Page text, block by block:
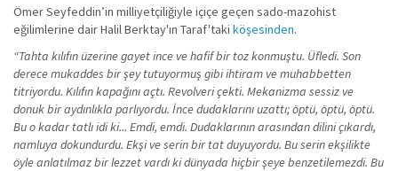
Ömer Seyfeddin’in milliyetçiliğiyle içiçe geçen sado-mazohist
eğilimlerine dair Halil Berktay'ın Taraf'taki köşesinden.
“Tahta kılıfın üzerine gayet ince ve hafif bir toz konmuştu. Üfledi. Son
derece mukaddes bir şey tutuyormuş gibi ihtiram ve muhabbetten
titriyordu. Kılıfın kapağını açtı. Revolveri çekti. Mekanizma sessiz ve
donuk bir aydınlıkla parlıyordu. İnce dudaklarını uzattı; öptü, öptü, öptü.
Bu o kadar tatlı idi ki... Emdi, emdi. Dudaklarının arasından dilini çıkardı,
namluya dokundurdu. Ekşi ve serin bir tat duyuyordu. Bu serin ekşilikte
öyle anlatılmaz bir lezzet vardı ki dünyada hiçbir şeye benzetilemezdi. Bu